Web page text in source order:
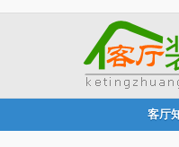
客厅